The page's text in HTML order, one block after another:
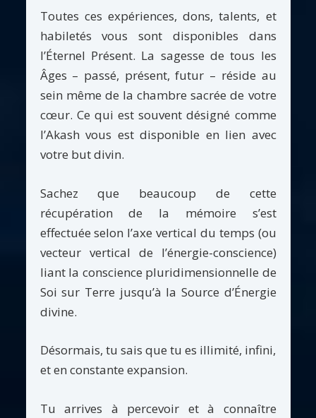
Toutes ces expériences, dons, talents, et
habiletés vous sont disponibles dans
l’Éternel Présent. La sagesse de tous les
Âges – passé, présent, futur – réside au
sein même de la chambre sacrée de votre
cœur. Ce qui est souvent désigné comme
l’Akash vous est disponible en lien avec
votre but divin.
Sachez que beaucoup de cette
récupération de la mémoire s’est
effectuée selon l’axe vertical du temps (ou
vecteur vertical de l’énergie-conscience)
liant la conscience pluridimensionnelle de
Soi sur Terre jusqu’à la Source d’Énergie
divine.
Désormais, tu sais que tu es illimité, infini,
et en constante expansion.
Tu arrives à percevoir et à connaître